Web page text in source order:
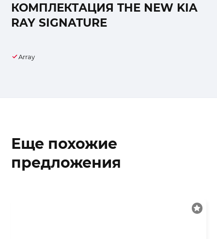
КОМПЛЕКТАЦИЯ THE NEW KIA
RAY SIGNATURE
Array
Еще похожие
предложения